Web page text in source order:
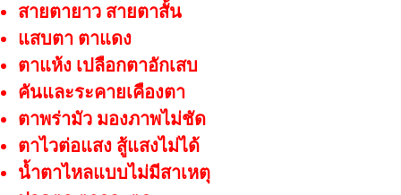
สายตายาว สายตาสั้น
แสบตา ตาแดง
ตาแห้ง เปลือกตาอักเสบ
คันและระคายเคืองตา
ตาพร่ามัว มองภาพไม่ชัด
ตาไวต่อแสง สู้แสงไม่ได้
น้ำตาไหลแบบไม่มีสาเหตุ